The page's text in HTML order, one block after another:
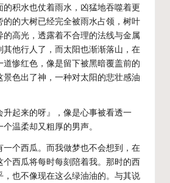
积水也仗着雨水，凶猛地吞噬着更
的的大树已经完全被雨水占领，树叶
高光，透露着不合理的法线与金属
其他行人了，而太阳也渐渐落山，在
惨红色，像是留下被黑暗覆盖前的
色出了神，一种对太阳的悲壮感油
升起来的呀』，像是心事被看透一
温柔却又粗厚的男声。
一个西瓜。而我做梦也不会想到，在
个西瓜将每时每刻陪着我。那时的西
，也不像现在这么绿油油的。与其说